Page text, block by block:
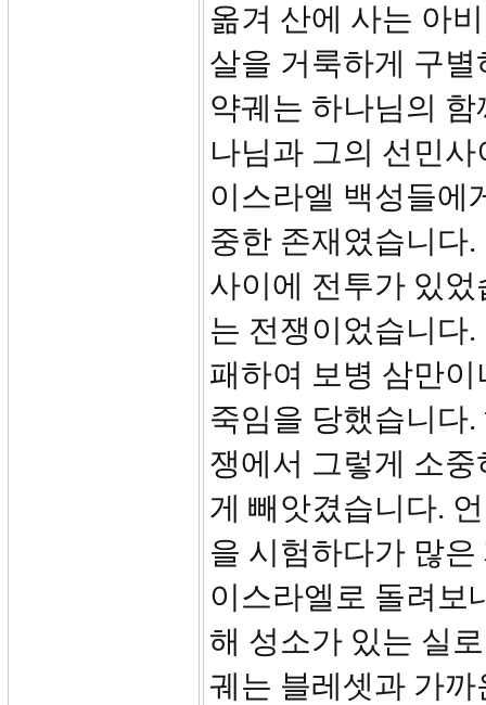
옮겨 산에 사는 아
살을 거룩하게 구
약궤는 하나님의
나님과 그의 선민
이스라엘 백성들에
중한 존재였습니다
사이에 전투가 있
는 전쟁이었습니다
패하여 보병 삼만
죽임을 당했습니다
쟁에서 그렇게 소
게 빼앗겼습니다.
을 시험하다가 많
이스라엘로 돌려보
해 성소가 있는 실
궤는 블레셋과 가